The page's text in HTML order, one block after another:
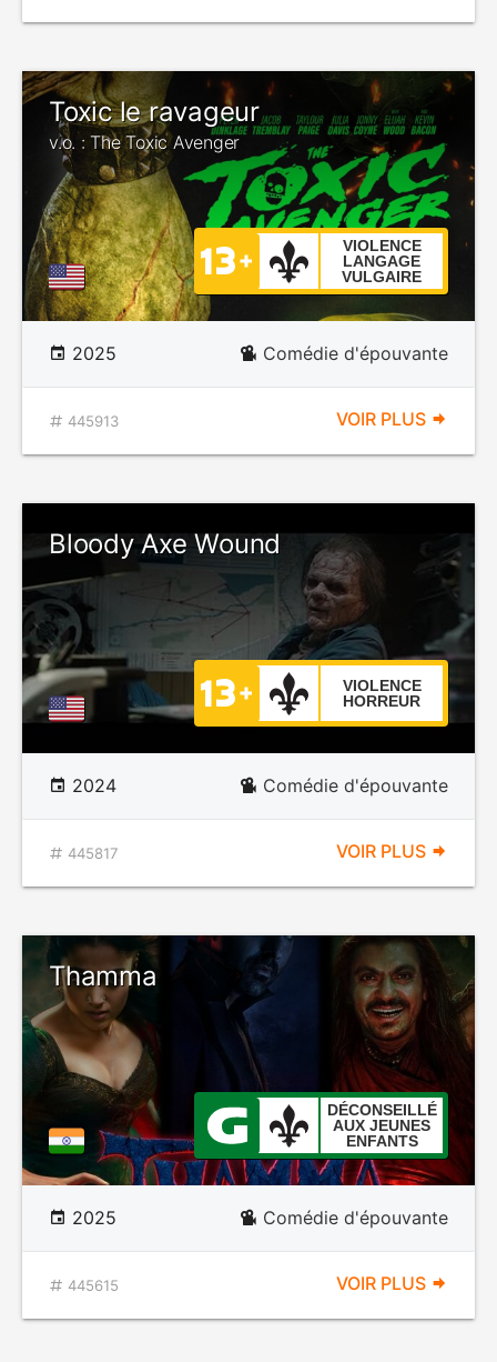
Toxic le ravageur
v.o. : The Toxic Avenger
VIOLENCE
LANGAGE
VULGAIRE
2025 Comédie d'épouvante
445913 VOIR PLUS
Bloody Axe Wound
VIOLENCE
HORREUR
2024 Comédie d'épouvante
445817 VOIR PLUS
Thamma
DÉCONSEILLÉ
AUX JEUNES
ENFANTS
2025 Comédie d'épouvante
445615 VOIR PLUS